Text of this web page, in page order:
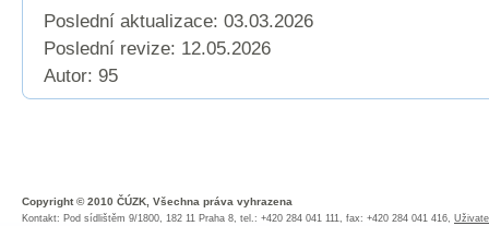
Poslední aktualizace: 03.03.2026
Poslední revize: 12.05.2026
Autor: 95
Copyright © 2010 ČÚZK, Všechna práva vyhrazena
Kontakt: Pod sídlištěm 9/1800, 182 11 Praha 8, tel.: +420 284 041 111, fax: +420 284 041 416,